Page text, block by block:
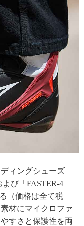
ィングシューズ
よび「FASTER-4
（価格は全て税
材にマイクロファ
すさと保護性を両